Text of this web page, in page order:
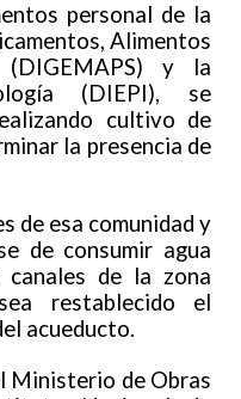
personal de la
Alimentos
y la
(DIEPI), se
cultivo de
la presencia de
de esa comunidad y
de consumir agua
de la zona
restablecido el
acueducto.
Ministerio de Obras